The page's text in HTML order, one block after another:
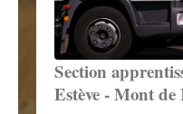
Section
Estève - Mont de